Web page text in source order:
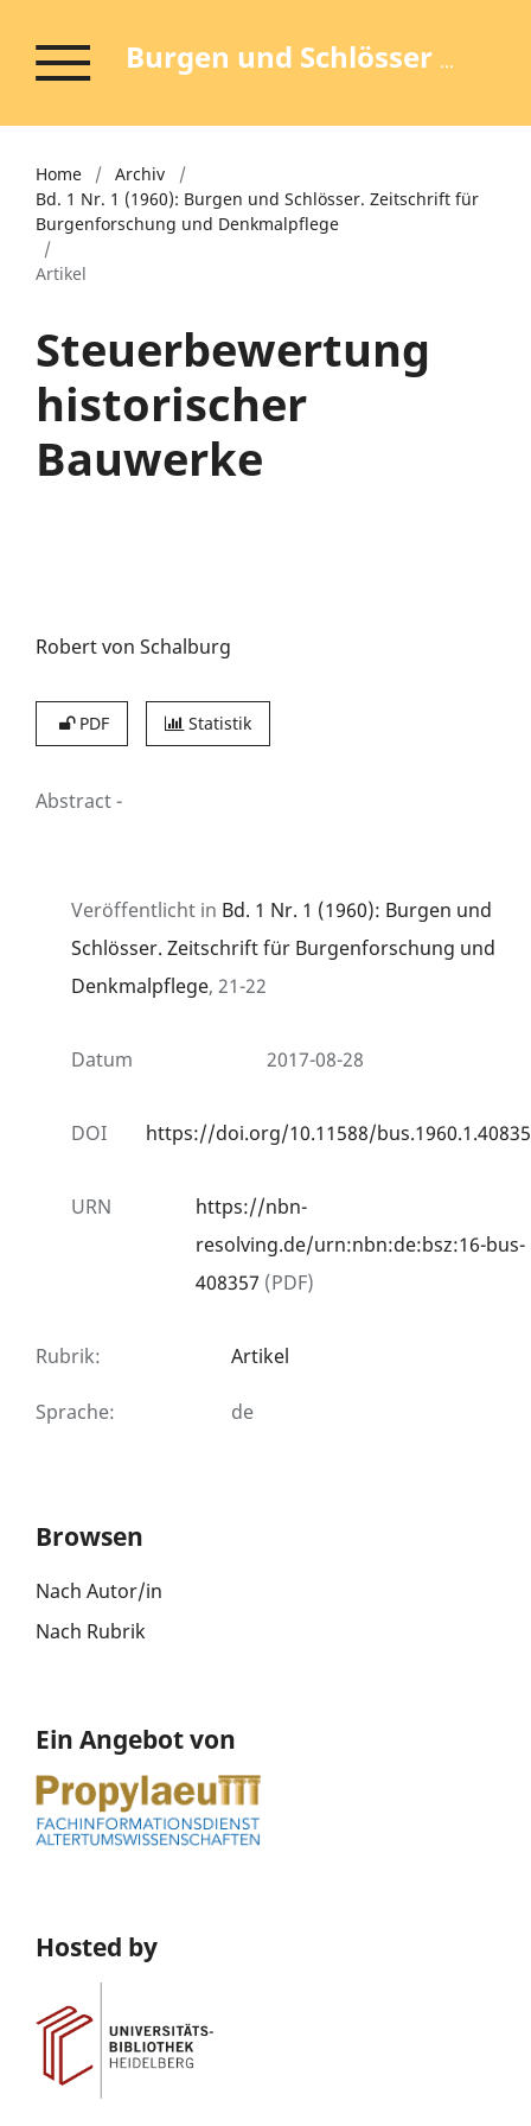
Burgen und Schlösser - Zeitschrift für Burgenforschung und Denkmalpflege
Home / Archiv
/
Bd. 1 Nr. 1 (1960): Burgen und Schlösser. Zeitschrift für
Burgenforschung und Denkmalpflege
/
Artikel
Steuerbewertung
historischer
Bauwerke
Robert von Schalburg
PDF Statistik
Abstract-
Veröffentlicht in Bd. 1 Nr. 1 (1960): Burgen und
Schlösser. Zeitschrift für Burgenforschung und
Denkmalpflege, 21-22
Datum 2017-08-28
DOI https://doi.org/10.11588/bus.1960.1.40835
URN
https://nbn-
resolving.de/urn:nbn:de:bsz:16-bus-
408357 (PDF)
Rubrik: Artikel
Sprache: de
Browsen
Nach Autor/in
Nach Rubrik
Ein Angebot von
Hosted by